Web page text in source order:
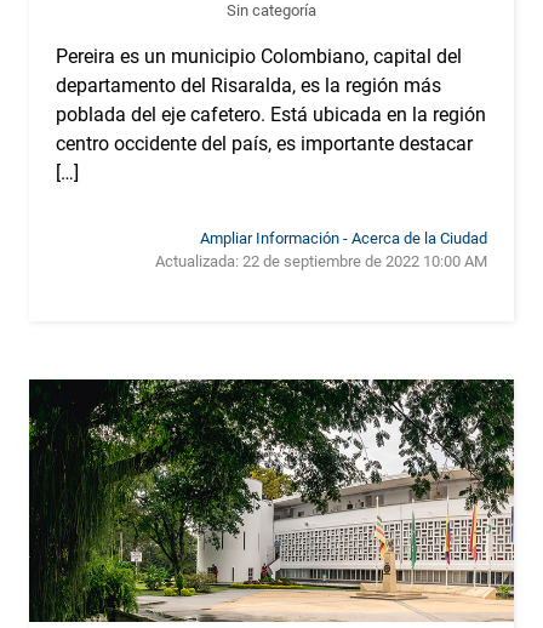
Sin categoría
Pereira es un municipio Colombiano, capital del
departamento del Risaralda, es la región más
poblada del eje cafetero. Está ubicada en la región
centro occidente del país, es importante destacar
[…]
Ampliar Información - Acerca de la Ciudad
Actualizada: 22 de septiembre de 2022 10:00 AM